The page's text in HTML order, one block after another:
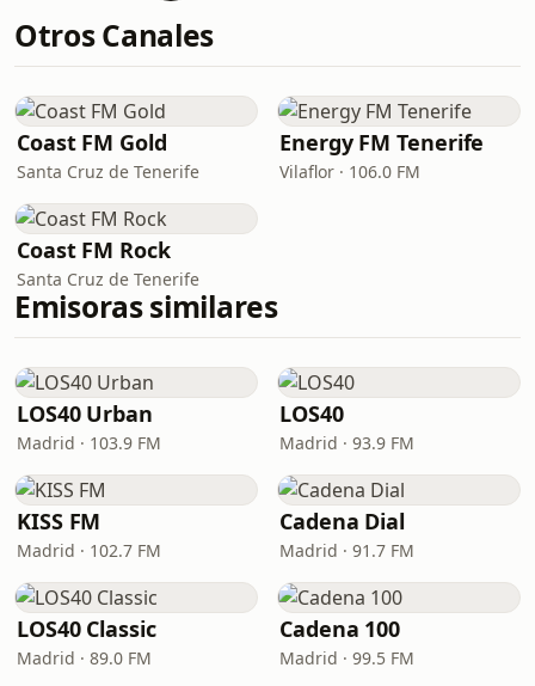
Otros Canales
Coast FM Gold
Santa Cruz de Tenerife
Energy FM Tenerife
Vilaflor · 106.0 FM
Coast FM Rock
Santa Cruz de Tenerife
Emisoras similares
LOS40 Urban
Madrid · 103.9 FM
LOS40
Madrid · 93.9 FM
KISS FM
Madrid · 102.7 FM
Cadena Dial
Madrid · 91.7 FM
LOS40 Classic
Madrid · 89.0 FM
Cadena 100
Madrid · 99.5 FM